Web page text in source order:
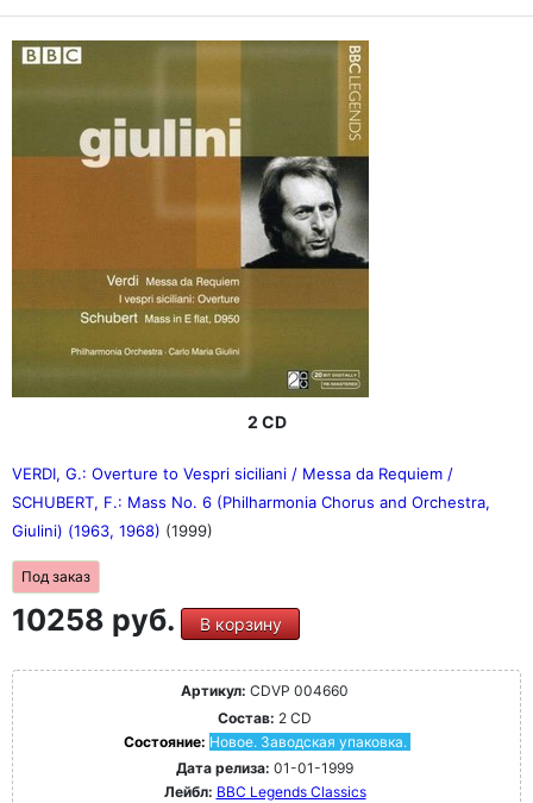
Караяну и опере.
В издание также вошли 70 записей: "Кармен", "Орфей и
Эвридика", "Веселая вдова", "Пагилаччи", "Кавалерия
Рустикана", "Борис Годунов", "Тоска", "Мадам
Баттерфляй", "Летучая мышь", "Троваторе", "Аида",
"Отелло", "Фальстаф", "Парсифаль".
В качестве бонуса прилагается текст Юргена Кестинга
2 CD
VERDI, G.: Overture to Vespri siciliani / Messa da Requiem /
SCHUBERT, F.: Mass No. 6 (Philharmonia Chorus and Orchestra,
Giulini) (1963, 1968) (1999)
Под заказ
10258 руб. В корзину
Артикул: CDVP 004660
Состав: 2 CD
Состояние: Новое. Заводская упаковка.
Дата релиза: 01-01-1999
Лейбл: BBC Legends Classics